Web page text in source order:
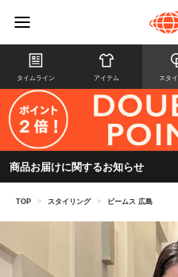
タイムライン アイテム スタ
商品お届けに関するお知らせ
TOP > スタイリング > ビームス 広島